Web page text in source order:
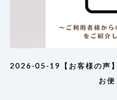
2026-05-19【お客様の声
お便